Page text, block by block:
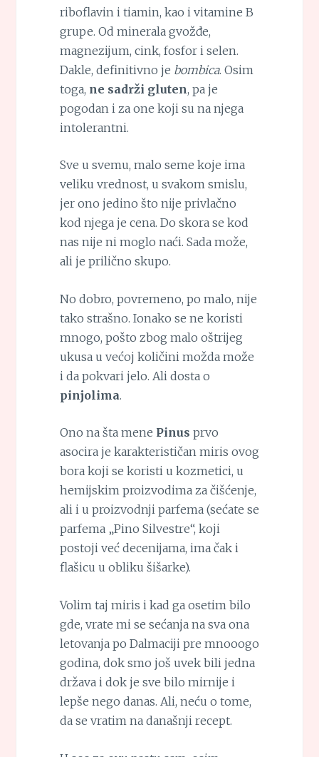
riboflavin i tiamin, kao i vitamine B
grupe. Od minerala gvožđe,
magnezijum, cink, fosfor i selen.
Dakle, definitivno je bombica. Osim
toga, ne sadrži gluten, pa je
pogodan i za one koji su na njega
intolerantni.
Sve u svemu, malo seme koje ima
veliku vrednost, u svakom smislu,
jer ono jedino što nije privlačno
kod njega je cena. Do skora se kod
nas nije ni moglo naći. Sada može,
ali je prilično skupo.
No dobro, povremeno, po malo, nije
tako strašno. Ionako se ne koristi
mnogo, pošto zbog malo oštrijeg
ukusa u većoj količini možda može
i da pokvari jelo. Ali dosta o
pinjolima.
Ono na šta mene Pinus prvo
asocira je karakterističan miris ovog
bora koji se koristi u kozmetici, u
hemijskim proizvodima za čišćenje,
ali i u proizvodnji parfema (sećate se
parfema „Pino Silvestre“, koji
postoji već decenijama, ima čak i
flašicu u obliku šišarke).
Volim taj miris i kad ga osetim bilo
gde, vrate mi se sećanja na sva ona
letovanja po Dalmaciji pre mnooogo
godina, dok smo još uvek bili jedna
država i dok je sve bilo mirnije i
lepše nego danas. Ali, neću o tome,
da se vratim na današnji recept.